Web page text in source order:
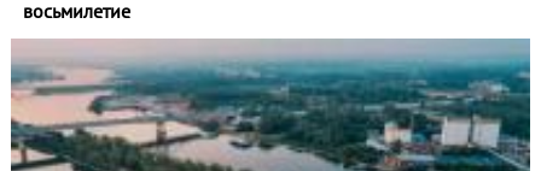
восьмилетие